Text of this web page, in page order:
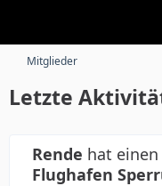
Mitglieder
Letzte
Rende hat
Flughafen